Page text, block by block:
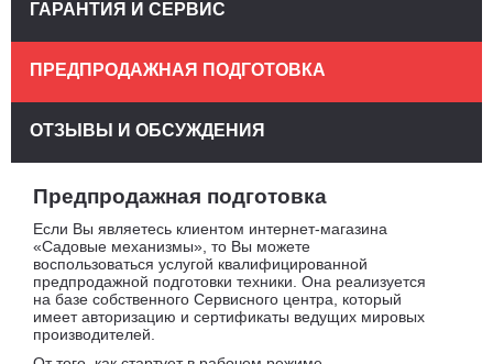
Предпродажная подготовка
Если Вы являетесь клиентом интернет-магазина
«Садовые механизмы», то Вы можете
воспользоваться услугой квалифицированной
предпродажной подготовки техники. Она реализуется
на базе собственного Сервисного центра, который
имеет авторизацию и сертификаты ведущих мировых
производителей.
ГАРАНТИЯ И СЕРВИС
ПРЕДПРОДАЖНАЯ ПОДГОТОВКА
ОТЗЫВЫ И ОБСУЖДЕНИЯ